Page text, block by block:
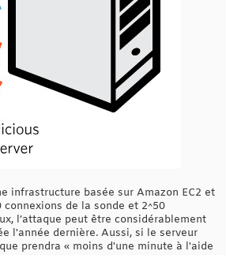
infrastructure basée sur Amazon EC2 et
de la sonde et 2^50
l’attaque peut être considérablement
l'année dernière. Aussi, si le serveur
prendra « moins d'une minute à l'aide